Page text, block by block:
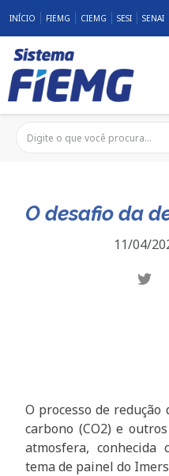
INÍCIO FIEMG CIEMG SESI SENAI
O desafio da
11/04/
O processo de redução
carbono (CO2) e
atmosfera, conhecida
tema de painel do